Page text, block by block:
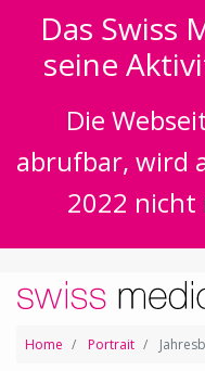
Das Swiss
seine
Die
abrufbar, wird
2022
Home Portrait